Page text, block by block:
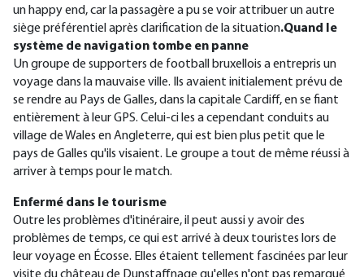
un happy end, car la passagère a pu se voir attribuer un autre
siège préférentiel après clarification de la situation.Quand le
système de navigation tombe en panne
Un groupe de supporters de football bruxellois a entrepris un
voyage dans la mauvaise ville. Ils avaient initialement prévu de
se rendre au Pays de Galles, dans la capitale Cardiff, en se fiant
entièrement à leur GPS. Celui-ci les a cependant conduits au
village de Wales en Angleterre, qui est bien plus petit que le
pays de Galles qu'ils visaient. Le groupe a tout de même réussi à
arriver à temps pour le match.
Enfermé dans le tourisme
Outre les problèmes d'itinéraire, il peut aussi y avoir des
problèmes de temps, ce qui est arrivé à deux touristes lors de
leur voyage en Écosse. Elles étaient tellement fascinées par leur